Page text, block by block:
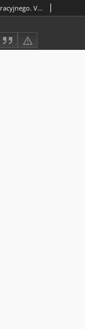
Przegląd Prawa Administracyjnego. Vol. 4 (2021) - Spis treści